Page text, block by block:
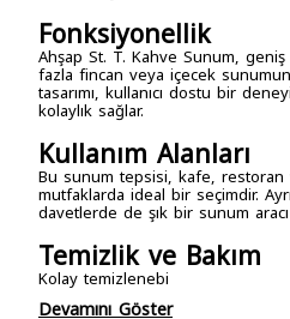
Fonksiyonellik
Ahşap St. T. Kahve Sunum,
fazla fincan veya içecek
tasarımı, kullanıcı dostu bir
kolaylık sağlar.
Kullanım Alanları
Bu sunum tepsisi, kafe,
mutfaklarda ideal bir seçimdir.
davetlerde de şık bir sunum
Temizlik ve Bakım
Kolay temizlenebi
Devamını Göster